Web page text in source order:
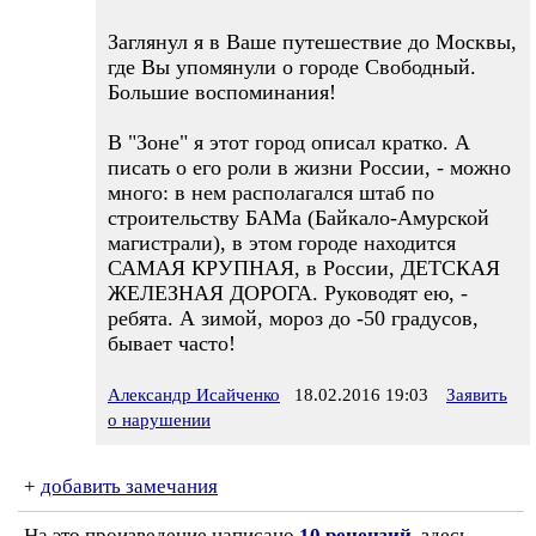
Заглянул я в Ваше путешествие до Москвы,
где Вы упомянули о городе Свободный.
Большие воспоминания!
В "Зоне" я этот город описал кратко. А
писать о его роли в жизни России, - можно
много: в нем располагался штаб по
строительству БАМа (Байкало-Амурской
магистрали), в этом городе находится
САМАЯ КРУПНАЯ, в России, ДЕТСКАЯ
ЖЕЛЕЗНАЯ ДОРОГА. Руководят ею, -
ребята. А зимой, мороз до -50 градусов,
бывает часто!
Александр Исайченко 18.02.2016 19:03
Заявить
о нарушении
+ добавить замечания